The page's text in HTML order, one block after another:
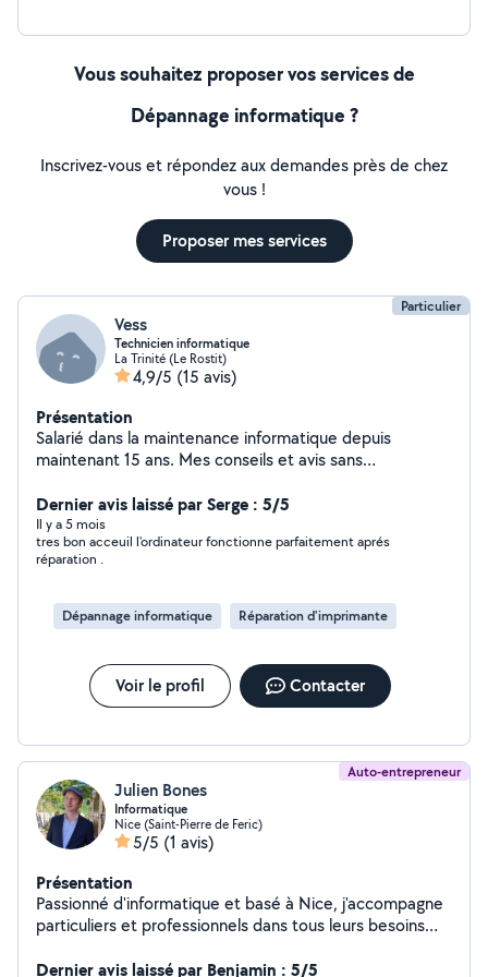
Vous souhaitez proposer vos services de
Dépannage informatique ?
Inscrivez-vous et répondez aux demandes près de chez
vous !
Proposer mes services
Particulier
Vess
Technicien informatique
La Trinité (Le Rostit)
4,9/5 (15 avis)
Présentation
Salarié dans la maintenance informatique depuis
maintenant 15 ans. Mes conseils et avis sans
Dernier avis laissé par Serge : 5/5
Il y a 5 mois
tres bon acceuil l'ordinateur fonctionne parfaitement aprés
réparation .
Dépannage informatique Réparation d'imprimante
Voir le profil Contacter
Auto-entrepreneur
Julien Bones
Informatique
Nice (Saint-Pierre de Feric)
5/5 (1 avis)
Présentation
Passionné d'informatique et basé à Nice, j'accompagne
particuliers et professionnels dans tous leurs besoins
service de vos équipements, récupération de données,
Dernier avis laissé par Benjamin : 5/5